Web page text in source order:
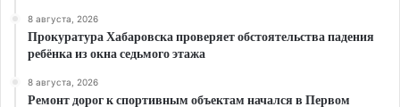
8 августа, 2026
Прокуратура Хабаровска проверяет обстоятельства падения
ребёнка из окна седьмого этажа
8 августа, 2026
Ремонт дорог к спортивным объектам начался в Первом